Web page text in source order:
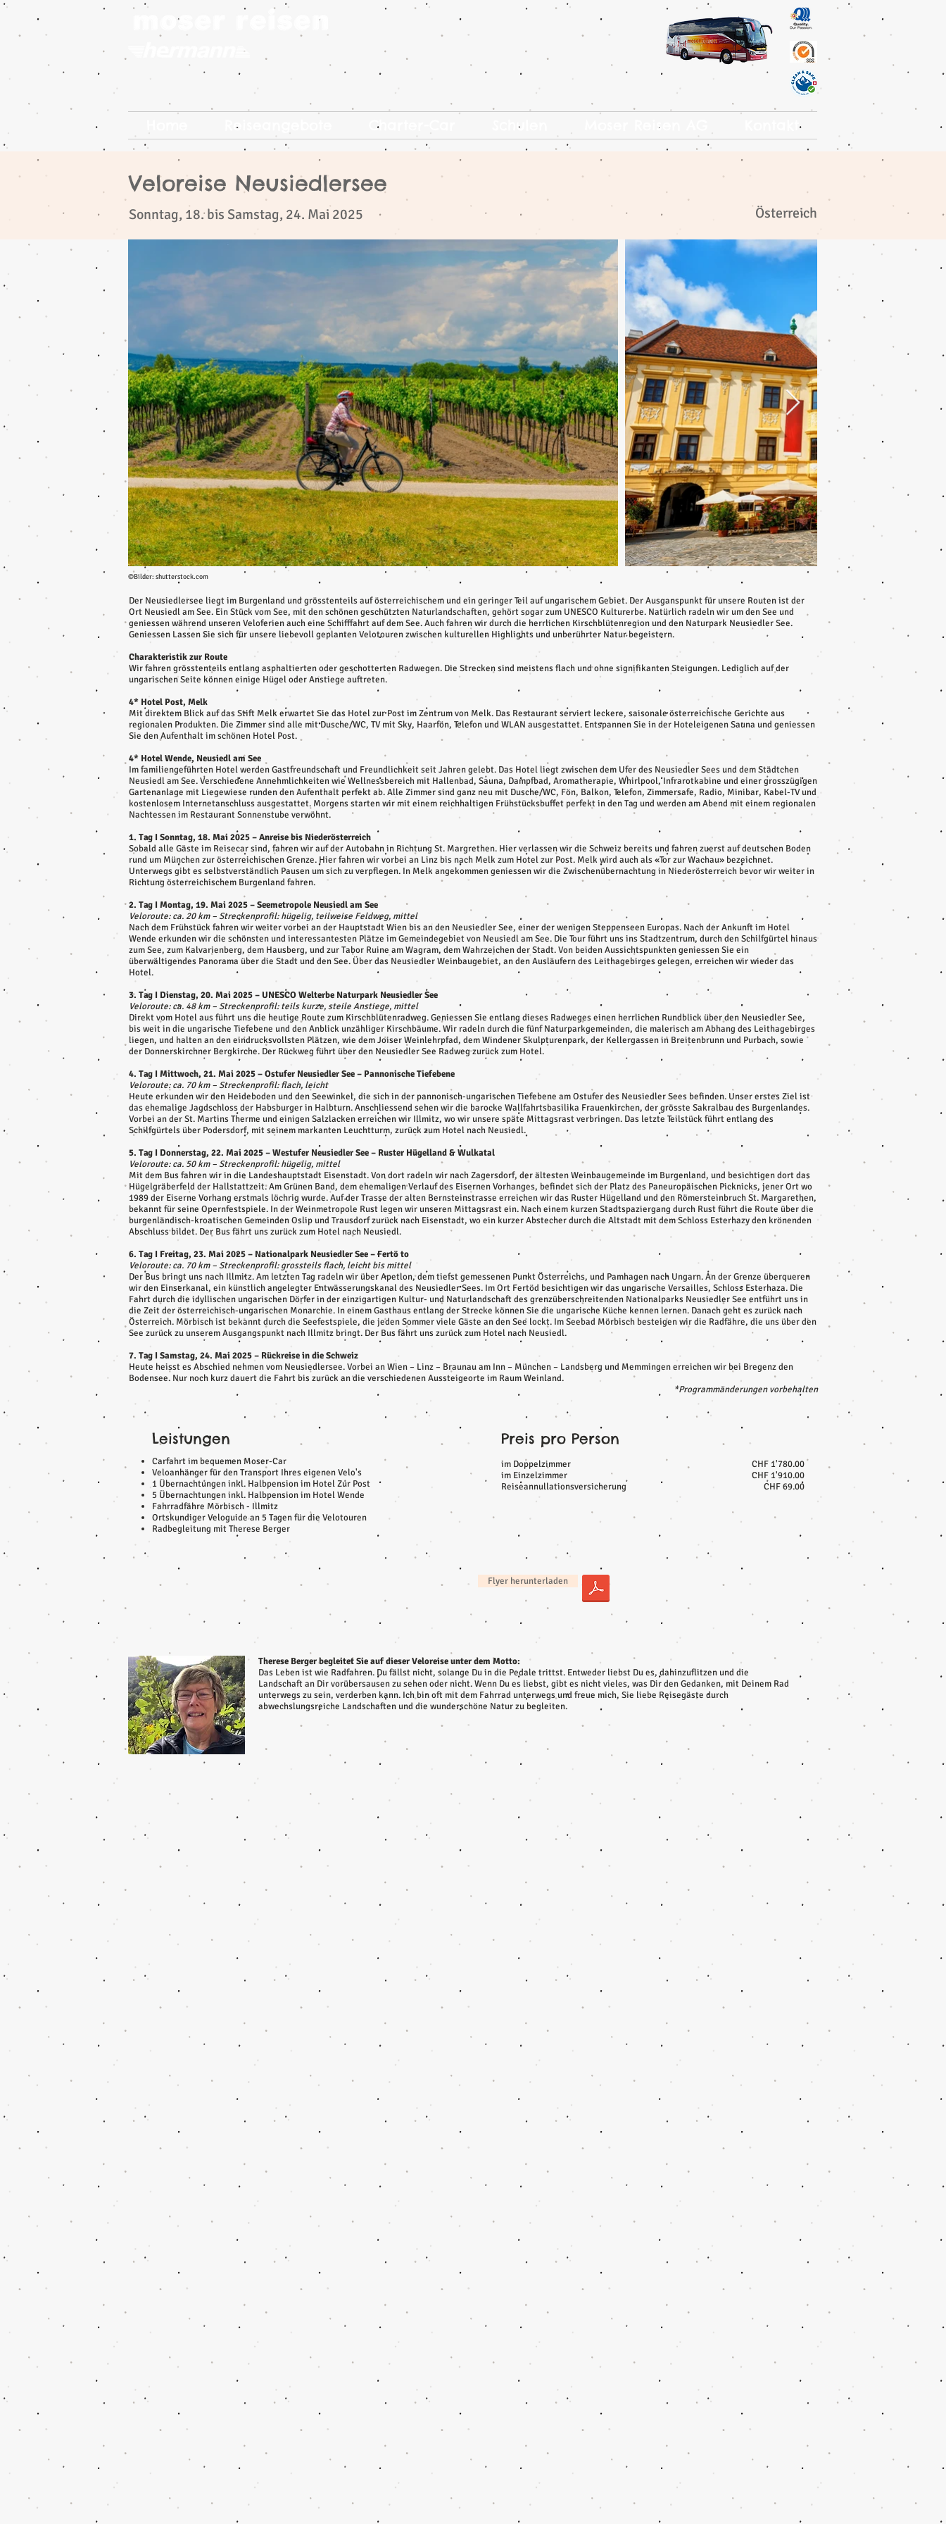
Reiseangebote Charter-Car Schulen Moser Reisen AG
Veloreise Neusiedlersee
​
Sonntag, 18. bis Samstag, 24. Mai 2025 Österreich
©Bilder: shutterstock.com
Der Neusiedlersee liegt im Burgenland und grösstenteils auf österreichischem und ein geringer Teil auf ungarischem Gebiet. Der Ausganspunkt für unsere Routen ist der
Ort Neusiedl am See. Ein Stück vom See, mit den schönen geschützten Naturlandschaften, gehört sogar zum UNESCO Kulturerbe. Natürlich radeln wir um den See und
geniessen während unseren Veloferien auch eine Schifffahrt auf dem See. Auch fahren wir durch die herrlichen Kirschblütenregion und den Naturpark Neusiedler See.
Geniessen Lassen Sie sich für unsere liebevoll geplanten Velotouren zwischen kulturellen Highlights und unberührter Natur begeistern.
Charakteristik zur Route
Wir fahren grösstenteils entlang asphaltierten oder geschotterten Radwegen. Die Strecken sind meistens flach und ohne signifikanten Steigungen. Lediglich auf der
ungarischen Seite können einige Hügel oder Anstiege auftreten.
4* Hotel Post, Melk
Mit direktem Blick auf das Stift Melk erwartet Sie das Hotel zur Post im Zentrum von Melk. Das Restaurant serviert leckere, saisonale österreichische Gerichte aus
regionalen Produkten. Die Zimmer sind alle mit Dusche/WC, TV mit Sky, Haarfön, Telefon und WLAN ausgestattet. Entspannen Sie in der Hoteleigenen Sauna und geniessen
Sie den Aufenthalt im schönen Hotel Post.
4* Hotel Wende, Neusiedl am See
Im familiengeführten Hotel werden Gastfreundschaft und Freundlichkeit seit Jahren gelebt. Das Hotel liegt zwischen dem Ufer des Neusiedler Sees und dem Städtchen
Neusiedl am See. Verschiedene Annehmlichkeiten wie Wellnessbereich mit Hallenbad, Sauna, Dampfbad, Aromatherapie, Whirlpool, Infrarotkabine und einer grosszügigen
Gartenanlage mit Liegewiese runden den Aufenthalt perfekt ab. Alle Zimmer sind ganz neu mit Dusche/WC, Fön, Balkon, Telefon, Zimmersafe, Radio, Minibar, Kabel-TV und
kostenlosem Internetanschluss ausgestattet. Morgens starten wir mit einem reichhaltigen Frühstücksbuffet perfekt in den Tag und werden am Abend mit einem regionalen
Nachtessen im Restaurant Sonnenstube verwöhnt.
1. Tag I Sonntag, 18. Mai 2025 – Anreise bis Niederösterreich
Sobald alle Gäste im Reisecar sind, fahren wir auf der Autobahn in Richtung St. Margrethen. Hier verlassen wir die Schweiz bereits und fahren zuerst auf deutschen Boden
rund um München zur österreichischen Grenze. Hier fahren wir vorbei an Linz bis nach Melk zum Hotel zur Post. Melk wird auch als «Tor zur Wachau» bezeichnet.
Unterwegs gibt es selbstverständlich Pausen um sich zu verpflegen. In Melk angekommen geniessen wir die Zwischenübernachtung in Niederösterreich bevor wir weiter in
Richtung österreichischem Burgenland fahren.
2. Tag I Montag, 19. Mai 2025 – Seemetropole Neusiedl am See
Veloroute: ca. 20 km – Streckenprofil: hügelig, teilweise Feldweg, mittel
Nach dem Frühstück fahren wir weiter vorbei an der Hauptstadt Wien bis an den Neusiedler See, einer der wenigen Steppenseen Europas. Nach der Ankunft im Hotel
Wende erkunden wir die schönsten und interessantesten Plätze im Gemeindegebiet von Neusiedl am See. Die Tour führt uns ins Stadtzentrum, durch den Schilfgürtel hinaus
zum See, zum Kalvarienberg, dem Hausberg, und zur Tabor Ruine am Wagram, dem Wahrzeichen der Stadt. Von beiden Aussichtspunkten geniessen Sie ein
überwältigendes Panorama über die Stadt und den See. Über das Neusiedler Weinbaugebiet, an den Ausläufern des Leithagebirges gelegen, erreichen wir wieder das
Hotel.
3. Tag I Dienstag, 20. Mai 2025 – UNESCO Welterbe Naturpark Neusiedler See
Veloroute: ca. 48 km – Streckenprofil: teils kurze, steile Anstiege, mittel
Direkt vom Hotel aus führt uns die heutige Route zum Kirschblütenradweg. Geniessen Sie entlang dieses Radweges einen herrlichen Rundblick über den Neusiedler See,
bis weit in die ungarische Tiefebene und den Anblick unzähliger Kirschbäume. Wir radeln durch die fünf Naturparkgemeinden, die malerisch am Abhang des Leithagebirges
liegen, und halten an den eindrucksvollsten Plätzen, wie dem Joiser Weinlehrpfad, dem Windener Skulpturenpark, der Kellergassen in Breitenbrunn und Purbach, sowie
der Donnerskirchner Bergkirche. Der Rückweg führt über den Neusiedler See Radweg zurück zum Hotel.
4. Tag I Mittwoch, 21. Mai 2025 – Ostufer Neusiedler See – Pannonische Tiefebene
Veloroute: ca. 70 km – Streckenprofil: flach, leicht
Heute erkunden wir den Heideboden und den Seewinkel, die sich in der pannonisch-ungarischen Tiefebene am Ostufer des Neusiedler Sees befinden. Unser erstes Ziel ist
das ehemalige Jagdschloss der Habsburger in Halbturn. Anschliessend sehen wir die barocke Wallfahrtsbasilika Frauenkirchen, der grösste Sakralbau des Burgenlandes.
Vorbei an der St. Martins Therme und einigen Salzlacken erreichen wir Illmitz, wo wir unsere späte Mittagsrast verbringen. Das letzte Teilstück führt entlang des
Schilfgürtels über Podersdorf, mit seinem markanten Leuchtturm, zurück zum Hotel nach Neusiedl.
5. Tag I Donnerstag, 22. Mai 2025 – Westufer Neusiedler See – Ruster Hügelland & Wulkatal
Veloroute: ca. 50 km – Streckenprofil: hügelig, mittel
Mit dem Bus fahren wir in die Landeshauptstadt Eisenstadt. Von dort radeln wir nach Zagersdorf, der ältesten Weinbaugemeinde im Burgenland, und besichtigen dort das
Hügelgräberfeld der Hallstattzeit. Am Grünen Band, dem ehemaligen Verlauf des Eisernen Vorhanges, befindet sich der Platz des Paneuropäischen Picknicks, jener Ort wo
1989 der Eiserne Vorhang erstmals löchrig wurde. Auf der Trasse der alten Bernsteinstrasse erreichen wir das Ruster Hügelland und den Römersteinbruch St. Margarethen,
bekannt für seine Opernfestspiele. In der Weinmetropole Rust legen wir unseren Mittagsrast ein. Nach einem kurzen Stadtspaziergang durch Rust führt die Route über die
burgenländisch-kroatischen Gemeinden Oslip und Trausdorf zurück nach Eisenstadt, wo ein kurzer Abstecher durch die Altstadt mit dem Schloss Esterhazy den krönenden
Abschluss bildet. Der Bus fährt uns zurück zum Hotel nach Neusiedl.
6. Tag I Freitag, 23. Mai 2025 – Nationalpark Neusiedler See – Fertö to
Veloroute: ca. 70 km – Streckenprofil: grossteils flach, leicht bis mittel
Der Bus bringt uns nach Illmitz. Am letzten Tag radeln wir über Apetlon, dem tiefst gemessenen Punkt Österreichs, und Pamhagen nach Ungarn. An der Grenze überqueren
wir den Einserkanal, ein künstlich angelegter Entwässerungskanal des Neusiedler Sees. Im Ort Fertöd besichtigen wir das ungarische Versailles, Schloss Esterhaza. Die
Fahrt durch die idyllischen ungarischen Dörfer in der einzigartigen Kultur- und Naturlandschaft des grenzüberschreitenden Nationalparks Neusiedler See entführt uns in
die Zeit der österreichisch-ungarischen Monarchie. In einem Gasthaus entlang der Strecke können Sie die ungarische Küche kennen lernen. Danach geht es zurück nach
Österreich. Mörbisch ist bekannt durch die Seefestspiele, die jeden Sommer viele Gäste an den See lockt. Im Seebad Mörbisch besteigen wir die Radfähre, die uns über den
See zurück zu unserem Ausgangspunkt nach Illmitz bringt. Der Bus fährt uns zurück zum Hotel nach Neusiedl.
7. Tag I Samstag, 24. Mai 2025 – Rückreise in die Schweiz
Heute heisst es Abschied nehmen vom Neusiedlersee. Vorbei an Wien – Linz – Braunau am Inn – München – Landsberg und Memmingen erreichen wir bei Bregenz den
Bodensee. Nur noch kurz dauert die Fahrt bis zurück an die verschiedenen Aussteigeorte im Raum Weinland.
*Programmänderungen vorbehalten
Leistungen
Carfahrt im bequemen Moser-Car
Veloanhänger für den Transport Ihres eigenen Velo's
1 Übernachtungen inkl. Halbpension im Hotel Zur Post
5 Übernachtungen inkl. Halbpension im Hotel Wende
Fahrradfähre Mörbisch - Illmitz
Ortskundiger Veloguide an 5 Tagen für die Velotouren
Radbegleitung mit Therese Berger
Preis pro Person
im Doppelzimmer
im Einzelzimmer
Reiseannullationsversicherung
CHF 1'780.00
CHF 1'910.00
CHF 69.00
Flyer herunterladen
Therese Berger begleitet Sie auf dieser Veloreise unter dem Motto:
Das Leben ist wie Radfahren. Du fällst nicht, solange Du in die Pedale trittst. Entweder liebst Du es, dahinzuflitzen und die
Landschaft an Dir vorübersausen zu sehen oder nicht. Wenn Du es liebst, gibt es nicht vieles, was Dir den Gedanken, mit Deinem Rad
unterwegs zu sein, verderben kann. Ich bin oft mit dem Fahrrad unterwegs und freue mich, Sie liebe Reisegäste durch
abwechslungsreiche Landschaften und die wunderschöne Natur zu begleiten.